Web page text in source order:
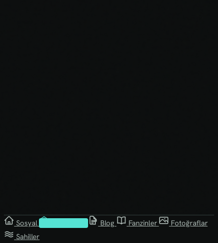
Sosyal Blog Fanzinler
Fotoğraflar
Sahiller